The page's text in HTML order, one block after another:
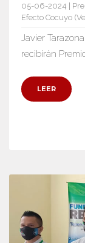
05-06-2024 |
Efecto Cocuyo
Javier
recibirán
LEER